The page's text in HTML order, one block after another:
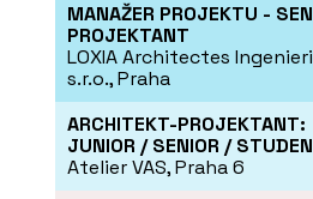
MANAŽER PROJEKTU -
PROJEKTANT
LOXIA Architectes
s.r.o., Praha
ARCHITEKT-PROJEKTANT:
JUNIOR / SENIOR /
Atelier VAS, Praha 6